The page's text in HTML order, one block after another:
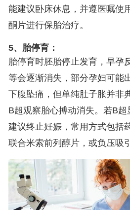
能建议卧床休息，并遵医嘱使
酮片进行保胎治疗。
5、胎停育：
胎停育时胚胎停止发育，早孕
等会逐渐消失，部分孕妇可能
下腹坠痛，但单纯肚子胀并非
B超观察胎心搏动消失。若B
建议终止妊娠，常用方式包括
联合米索前列醇片，或负压吸